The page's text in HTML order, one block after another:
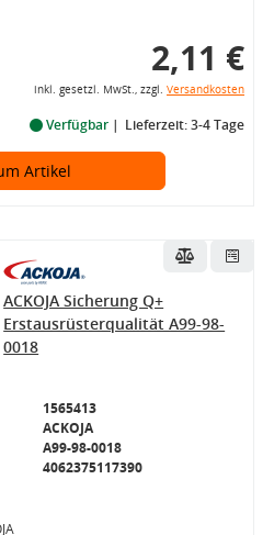
2,11 €
inkl. gesetzl. MwSt., zzgl. Versandkosten
Verfügbar Lieferzeit: 3-4 Tage
Artikel
ACKOJA Sicherung Q+
Erstausrüsterqualität A99-98-
0018
1565413
ACKOJA
A99-98-0018
4062375117390